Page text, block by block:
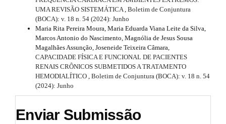
UMA REVISÃO SISTEMÁTICA Boletim de Conjuntura
(BOCA): v. 18 n. 54 (2024): Junho
Maria Rita Pereira Moura, Maria Eduarda Viana Leite da Silva,
Marcos Antonio do Nascimento, Magnólia de Jesus Sousa
Magalhães Assunção, Joseneide Teixeira Câmara,
CAPACIDADE FÍSICA E FUNCIONAL DE PACIENTES
RENAIS CRÔNICOS SUBMETIDOS A TRATAMENTO
HEMODIALÍTICO Boletim de Conjuntura (BOCA): v. 18 n. 54
(2024): Junho
Enviar Submissão